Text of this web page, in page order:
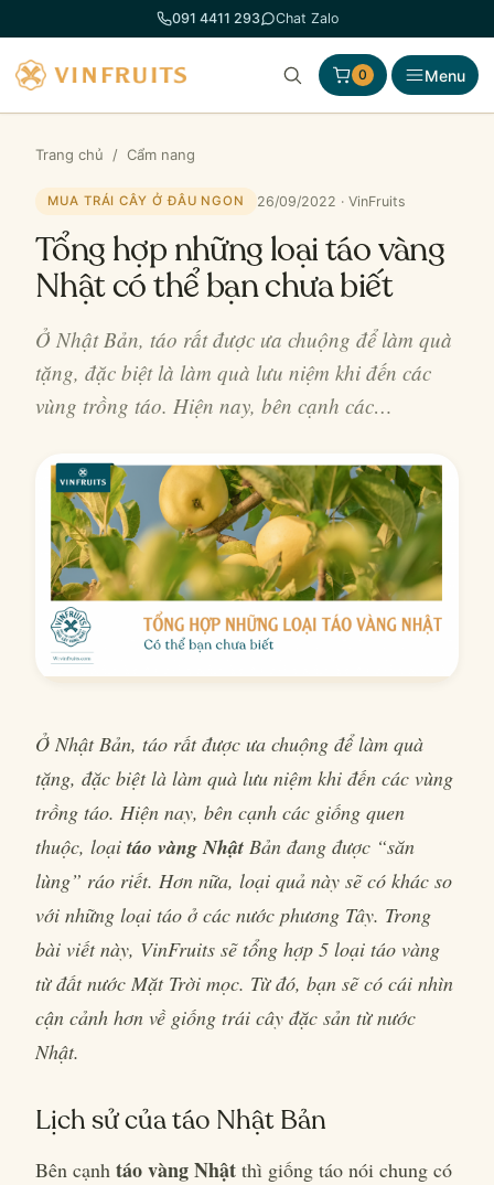
đến
phần
nội
dung
091 4411 293 Chat Zalo
0 Menu
Trang chủ / Cẩm nang
MUA TRÁI CÂY Ở ĐÂU NGON 26/09/2022 · VinFruits
Tổng hợp những loại táo vàng
Nhật có thể bạn chưa biết
Ở Nhật Bản, táo rất được ưa chuộng để làm quà
tặng, đặc biệt là làm quà lưu niệm khi đến các
vùng trồng táo. Hiện nay, bên cạnh các…
Ở Nhật Bản, táo rất được ưa chuộng để làm quà
tặng, đặc biệt là làm quà lưu niệm khi đến các vùng
trồng táo. Hiện nay, bên cạnh các giống quen
thuộc, loạitáo vàng Nhật Bản đang được “săn
lùng” ráo riết. Hơn nữa, loại quả này sẽ có khác so
với những loại táo ở các nước phương Tây. Trong
bài viết này, VinFruits sẽ tổng hợp 5 loại táo vàng
từ đất nước Mặt Trời mọc. Từ đó, bạn sẽ có cái nhìn
cận cảnh hơn về giống trái cây đặc sản từ nước
Nhật.
Lịch sử của táo Nhật Bản
Bên cạnh táo vàng Nhật thì giống táo nói chung có